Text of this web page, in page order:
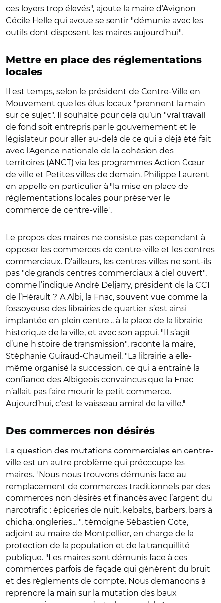
ces loyers trop élevés", ajoute la maire d’Avignon
Cécile Helle qui avoue se sentir "démunie avec les
outils dont disposent les maires aujourd’hui".
Mettre en place des réglementations
locales
Il est temps, selon le président de Centre-Ville en
Mouvement que les élus locaux "prennent la main
sur ce sujet". Il souhaite pour cela qu’un "vrai travail
de fond soit entrepris par le gouvernement et le
législateur pour aller au-delà de ce qui a déjà été fait
avec l'Agence nationale de la cohésion des
territoires (ANCT) via les programmes Action Cœur
de ville et Petites villes de demain. Philippe Laurent
en appelle en particulier à "la mise en place de
réglementations locales pour préserver le
commerce de centre-ville".
Le propos des maires ne consiste pas cependant à
opposer les commerces de centre-ville et les centres
commerciaux. D’ailleurs, les centres-villes ne sont-ils
pas "de grands centres commerciaux à ciel ouvert",
comme l’indique André Deljarry, président de la CCI
de l’Hérault ? A Albi, la Fnac, souvent vue comme la
fossoyeuse des librairies de quartier, s’est ainsi
implantée en plein centre… à la place de la librairie
historique de la ville, et avec son appui. "Il s’agit
d’une histoire de transmission", raconte la maire,
Stéphanie Guiraud-Chaumeil. "La librairie a elle-
même organisé la succession, ce qui a entraîné la
confiance des Albigeois convaincus que la Fnac
n’allait pas faire mourir le petit commerce.
Aujourd’hui, c’est le vaisseau amiral de la ville."
Des commerces non désirés
La question des mutations commerciales en centre-
ville est un autre problème qui préoccupe les
maires. "Nous nous trouvons démunis face au
remplacement de commerces traditionnels par des
commerces non désirés et financés avec l’argent du
narcotrafic : épiceries de nuit, kebabs, barbers, bars à
chicha, ongleries… ", témoigne Sébastien Cote,
adjoint au maire de Montpellier, en charge de la
protection de la population et de la tranquillité
publique. "Les maires sont démunis face à ces
commerces parfois de façade qui génèrent du bruit
et des règlements de compte. Nous demandons à
reprendre la main sur la mutation des baux